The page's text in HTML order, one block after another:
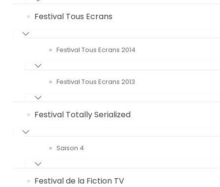
Festival Tous Ecrans
Festival Tous Ecrans 2014
Festival Tous Ecrans 2013
Festival Totally Serialized
Saison 4
Festival de la Fiction TV